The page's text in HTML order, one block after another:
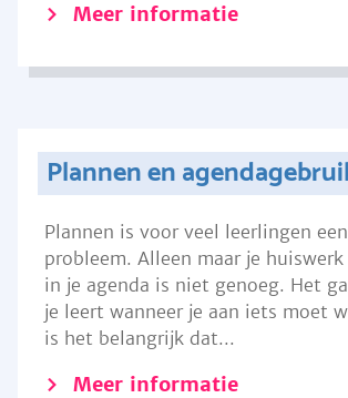
Meer informatie
Plannen en
Plannen is voor veel leerlingen
probleem. Alleen maar je
in je agenda is niet genoeg. Het
je leert wanneer je aan iets moet
is het belangrijk dat...
Meer informatie